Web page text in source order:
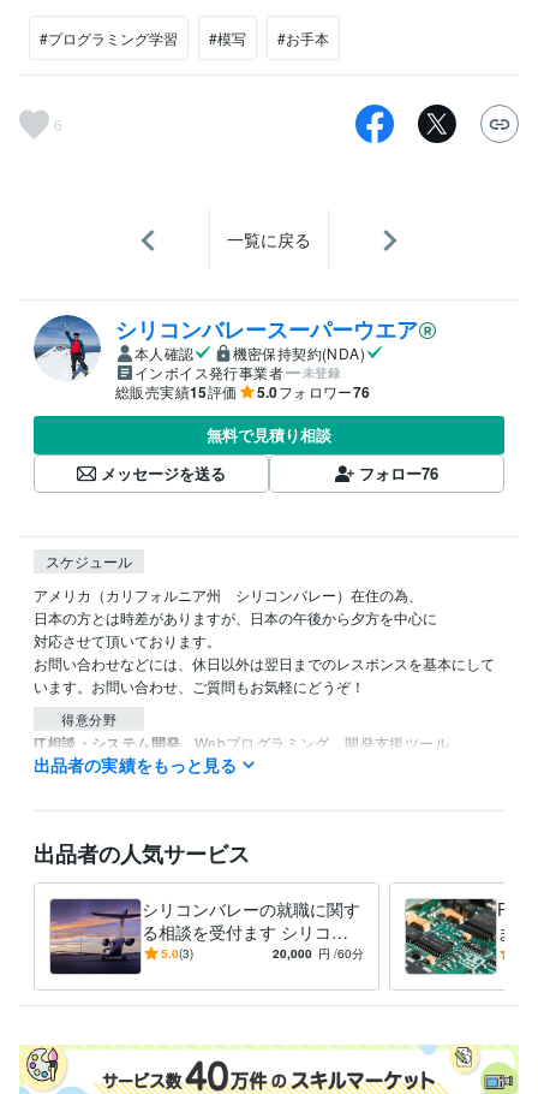
#プログラミング学習 #模写 #お手本
6
一覧に戻る
シリコンバレースーパーウエア
本人確認
機密保持契約(NDA)
インボイス発行事業者
未登録
総販売実績15評価 5.0フォロワー76
無料で見積り相談
メッセージを送る
フォロー76
スケジュール
アメリカ（カリフォルニア州　シリコンバレー）在住の為、
日本の方とは時差がありますが、日本の午後から夕方を中心に
対応させて頂いております。
お問い合わせなどには、休日以外は翌日までのレスポンスを基本にして
います。お問い合わせ、ご質問もお気軽にどうぞ！
得意分野
IT相談・システム開発 Webプログラミング、開発支援ツール
システム設計 Webプログラミング
シリコンバレー システム開発
プログラムマネージメ
語学学習
海外履歴書
出品者の実績をもっと見る
出品者の人気サービス
シリコンバレーの就職に関す
る相談を受付ます シリコン
バレーの就職事情に関する情
5.0(3) 20,000 円 /60分
PCB
ま
豊富